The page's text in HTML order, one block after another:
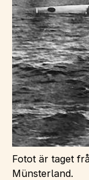
Fotot är taget
Münsterland.